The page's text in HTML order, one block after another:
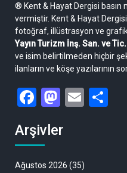
® Kent & Hayat Dergisi
vermiştir. Kent & Hayat
fotoğraf, illüstrasyon ve
Yayın Turizm İnş. San. ve
ve isim belirtilmeden hiçbir
ilanların ve köşe yazılarının
Facebook
Email
Arşivler
Ağustos 2026 (35)